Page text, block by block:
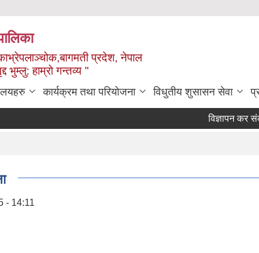
प्रदेश, नेपाल
भुम्लु: हाम्राे गन्तव्य "
कार्यक्रम तथा परियोजना विधुतीय शुसासन सेवा
विज्ञापन कर
- 14:11